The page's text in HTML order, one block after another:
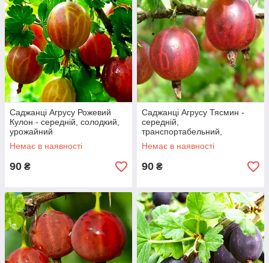
Саджанці Агрусу Рожевий
Кулон - середній, солодкий,
урожайний
Немає в наявності
90 ₴
Саджанці Агрусу Тясмин -
середній,
транспортабельний,
невибагливий
Немає в наявності
90 ₴